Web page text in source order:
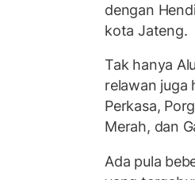
dengan
kota Jateng.
Tak hanya
relawan juga
Perkasa,
Merah, dan
Ada pula